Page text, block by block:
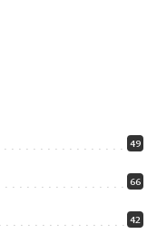
49
66
42